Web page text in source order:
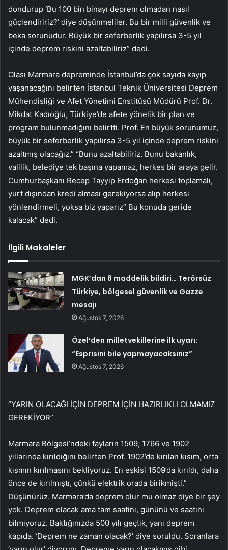
dondurup ‘Bu 100 bin binayı deprem olmadan nasıl
güçlendiririz?’ diye düşünmeliler. Bu bir milli güvenlik ve
beka sorunudur. Büyük bir seferberlik yapılırsa 3-5 yıl
içinde deprem riskini azaltabiliriz” dedi.
Olası Marmara depreminde İstanbul’da çok sayıda kayıp
yaşanacağını belirten İstanbul Teknik Üniversitesi Deprem
Mühendisliği ve Afet Yönetimi Enstitüsü Müdürü Prof. Dr.
Mikdat Kadıoğlu, Türkiye’de afete yönelik bir plan ve
program bulunmadığını belirtti. Prof. En büyük sorunumuz,
büyük bir seferberlik yapılırsa 3-5 yıl içinde deprem riskini
azaltmış olacağız.” “Bunu azaltabiliriz. Bunu bakanlık,
valilik, belediye tek başına yapamaz, herkes bir araya gelir.
Cumhurbaşkanı Recep Tayyip Erdoğan herkesi toplamalı,
yurt dışından kredi alması gerekiyorsa alıp herkesi
yönlendirmeli, yoksa biz yaparız” Bu konuda geride
kalacak” dedi.
İlgili Makaleler
MGK’dan 8 maddelik bildiri… Terörsüz
Türkiye, bölgesel güvenlik ve Gazze
mesajı
Ağustos 7, 2026
Özel’den milletvekillerine ilk uyarı:
“Esprisini bile yapmayacaksınız”
Ağustos 7, 2026
“YARIN OLACAĞI İÇİN DEPREM İÇİN HAZIRLIKLI OLMAMIZ
GEREKİYOR”
Marmara Bölgesi’ndeki fayların 1509, 1766 ve 1902
yıllarında kırıldığını belirten Prof. 1902’de kırılan kısım, orta
kısmın kırılmasını bekliyoruz. En eskisi 1509’da kırıldı, daha
önce de kırılmıştı, çünkü elektrik orada birikmişti.”
Düşünürüz. Marmara’da deprem olur mu olmaz diye bir şey
yok. Deprem olacak ama tam saatini, gününü ve saatini
bilmiyoruz. Baktığınızda 500 yılı geçtik, yani deprem
kapıda. ‘Deprem ne zaman olacak?’ diye soruldu. Soranlara